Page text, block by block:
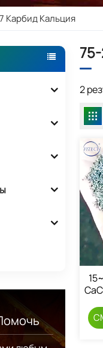
Карбид Кальция
2